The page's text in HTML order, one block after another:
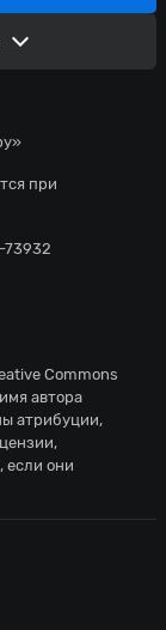
при
73932
Commons
автора
атрибуции,
если они